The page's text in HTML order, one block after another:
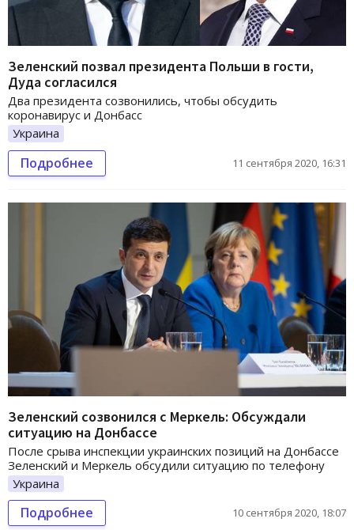
Зеленский позвал президента Польши в гости,
Дуда согласился
Два президента созвонились, чтобы обсудить
коронавирус и Донбасс
Украина
Подробнее 11 сентября 2020, 16:31
Зеленский созвонился с Меркель: Обсуждали
ситуацию на Донбассе
После срыва инспекции украинских позиций на Донбассе
Зеленский и Меркель обсудили ситуацию по телефону
Украина
Подробнее 10 сентября 2020, 18:07